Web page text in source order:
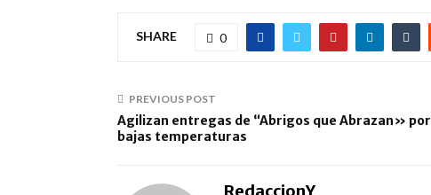
SHARE 0
PREVIOUS POST
Agilizan entregas de “Abrigos que Abrazan» por
bajas temperaturas